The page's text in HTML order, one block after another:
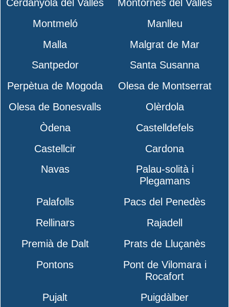
Cerdanyola del Vallès
Montornès del Vallès
Montmeló
Manlleu
Malla
Malgrat de Mar
Santpedor
Santa Susanna
Perpètua de Mogoda
Olesa de Montserrat
Olesa de Bonesvalls
Olèrdola
Òdena
Castelldefels
Castellcir
Cardona
Navas
Palau-solità i
Plegamans
Palafolls
Pacs del Penedès
Rellinars
Rajadell
Premià de Dalt
Prats de Lluçanès
Pontons
Pont de Vilomara i
Rocafort
Pujalt
Puigdàlber